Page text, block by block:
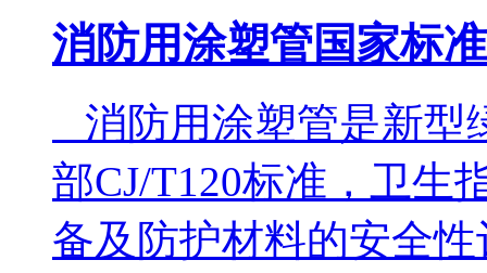
消防用涂塑管国家标准
消防用涂塑管是新型
部CJ/T120标准，卫生
备及防护材料的安全